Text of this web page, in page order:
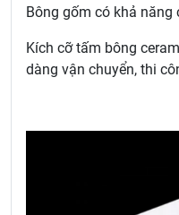
Bông gốm có khả năng
Kích cỡ tấm bông
dàng vận chuyển, thi